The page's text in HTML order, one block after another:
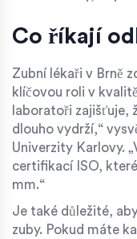
Co říkají
Zubní lékaři v Brně
klíčovou roli v
laboratoři zajišťuje,
dlouho vydrží,“
Univerzity Karlovy.
certifikací ISO,
mm.“
Je také důležité,
zuby. Pokud máte